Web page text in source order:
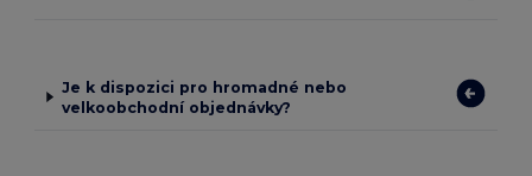
Je k dispozici pro hromadné nebo
velkoobchodní objednávky?